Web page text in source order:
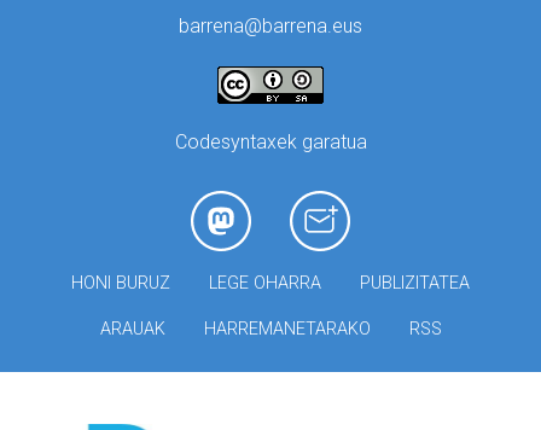
barrena@barrena.eus
Codesyntaxek garatua
HONI BURUZ LEGE OHARRA PUBLIZITATEA
ARAUAK HARREMANETARAKO RSS